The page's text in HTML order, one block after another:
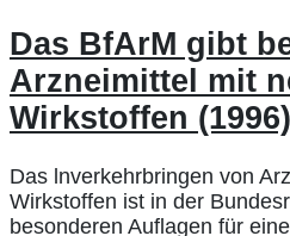
Das BfArM gibt
Arzneimittel mit
Wirkstoffen (1996)
Das lnverkehrbringen von
Wirkstoffen ist in der
besonderen Auflagen für